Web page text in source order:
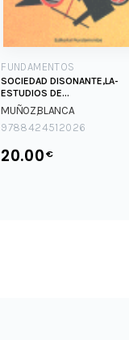
FUNDAMENTOS
SOCIEDAD DISONANTE,LA-
ESTUDIOS DE
CULTURA,IDEOLOGIA Y TEORIA
MUÑOZ,BLANCA
9788424512026
20.00€